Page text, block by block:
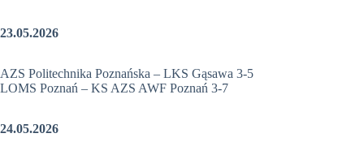
23.05.2026
AZS Politechnika Poznańska – LKS Gąsawa 3-5
LOMS Poznań – KS AZS AWF Poznań 3-7
24.05.2026